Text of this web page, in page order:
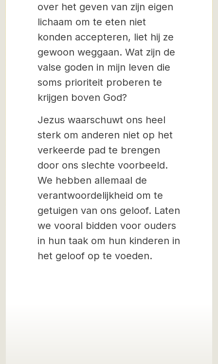
over het geven van zijn eigen
lichaam om te eten niet
konden accepteren, liet hij ze
gewoon weggaan. Wat zijn de
valse goden in mijn leven die
soms prioriteit proberen te
krijgen boven God?
Jezus waarschuwt ons heel
sterk om anderen niet op het
verkeerde pad te brengen
door ons slechte voorbeeld.
We hebben allemaal de
verantwoordelijkheid om te
getuigen van ons geloof. Laten
we vooral bidden voor ouders
in hun taak om hun kinderen in
het geloof op te voeden.